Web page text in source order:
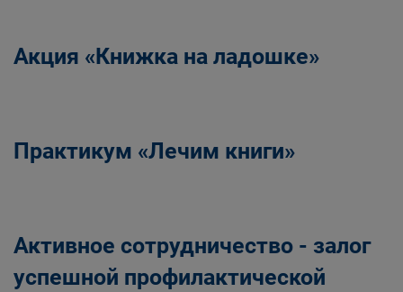
Акция «Книжка на ладошке»
Практикум «Лечим книги»
Активное сотрудничество - залог
успешной профилактической